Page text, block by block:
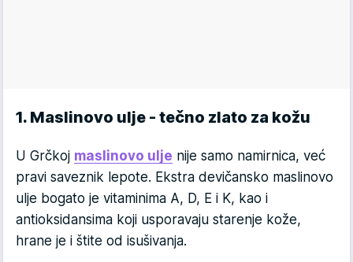
1. Maslinovo ulje - tečno zlato za kožu
U Grčkoj maslinovo ulje nije samo namirnica, već
pravi saveznik lepote. Ekstra devičansko maslinovo
ulje bogato je vitaminima A, D, E i K, kao i
antioksidansima koji usporavaju starenje kože,
hrane je i štite od isušivanja.